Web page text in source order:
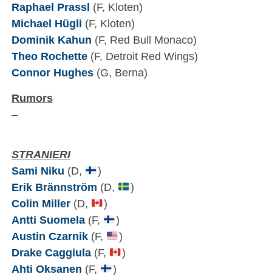
Raphael Prassl (F, Kloten)
Michael Hügli (F, Kloten)
Dominik Kahun (F, Red Bull Monaco)
Theo Rochette(F, Detroit Red Wings)
Connor Hughes(G, Berna)
Rumors
–
STRANIERI
Sami Niku (D,
)
Erik Brännström (D,
)
Colin Miller(D,
)
Antti Suomela(F,
)
Austin Czarnik(F,
)
Drake Caggiula(F,
)
Ahti Oksanen (F, )